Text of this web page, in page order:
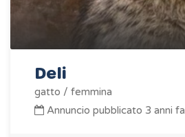
Deli
gatto / femmina
Annuncio pubblicato 3 anni fa